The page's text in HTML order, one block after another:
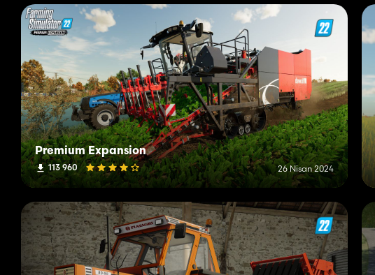
Premium Expansion
113 960 26 Nisan 2024